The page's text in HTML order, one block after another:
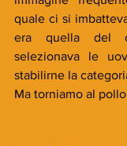
quale ci si
era quella del
selezionava le
stabilirne la
Ma torniamo al